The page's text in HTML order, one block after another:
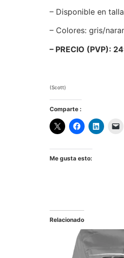
– Disponible en
– Colores: gris/
– PRECIO (PVP):
(Scott)
Comparte :
Me gusta esto:
Relacionado